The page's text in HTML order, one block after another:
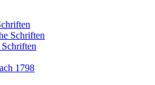
Schriften
Schriften
1798